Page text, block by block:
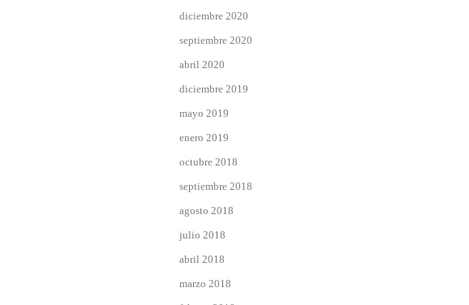
diciembre 2020
septiembre 2020
abril 2020
diciembre 2019
mayo 2019
enero 2019
octubre 2018
septiembre 2018
agosto 2018
julio 2018
abril 2018
marzo 2018